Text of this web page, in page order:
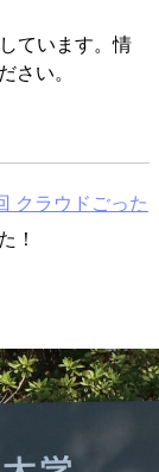
ています。情
い。
クラウドごった
！